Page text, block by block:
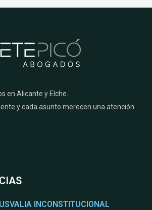
en Alicante y Elche.
y cada asunto merecen una atención
INCONSTITUCIONAL